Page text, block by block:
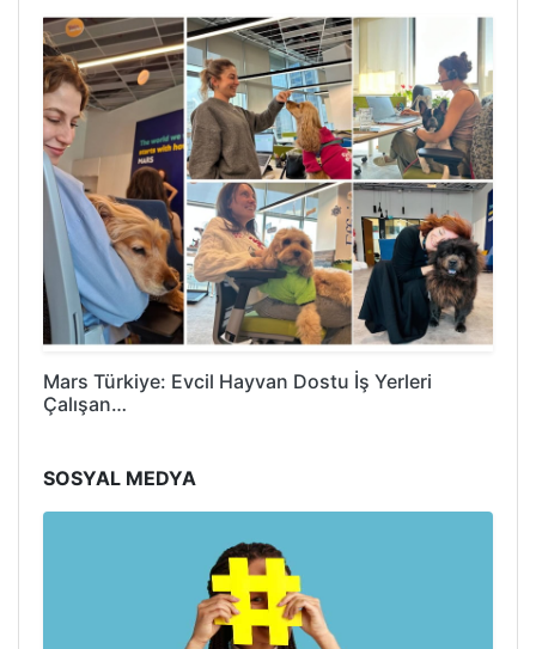
Mars Türkiye: Evcil Hayvan Dostu İş Yerleri
Çalışan…
SOSYAL MEDYA